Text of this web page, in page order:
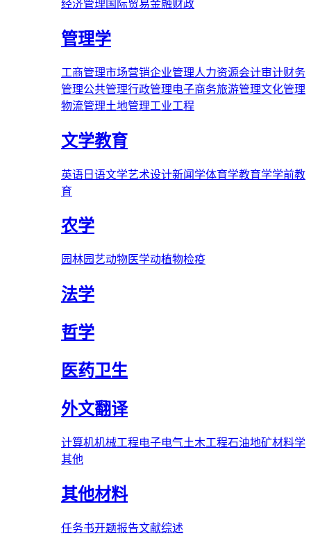
经济管理 国际贸易金融财政
管理学
工商管理市场营销企业管理人力资源会计审计财务
管理公共管理行政管理电子商务旅游管理文化管理
物流管理土地管理工业工程
文学教育
英语 日语文学艺术设计新闻学体育学教育学学前教
育
农学
园林园艺动物医学动植物检疫
法学
哲学
医药卫生
外文翻译
计算机机械工程电子电气土木工程石油地矿材料学
其他
其他材料
任务书开题报告文献综述